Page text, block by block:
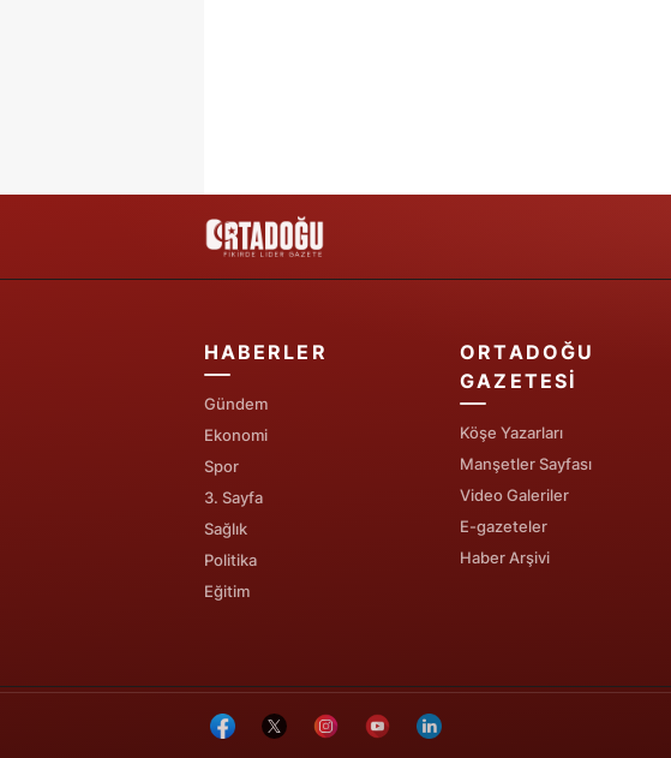
HABERLER
Gündem
Ekonomi
Spor
3. Sayfa
Sağlık
Politika
Eğitim
ORTADOĞU
GAZETESI
Köşe Yazarları
Manşetler Sayfası
Video Galeriler
E-gazeteler
Haber Arşivi